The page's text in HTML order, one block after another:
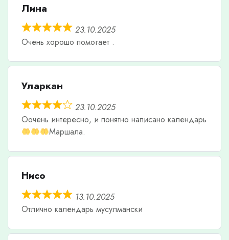
Лина
23.10.2025
Очень хорошо помогает .
Уларкан
23.10.2025
Оочень интересно, и понятно написано календарь
Маршала.
Нисо
13.10.2025
Отлично календарь мусулмански